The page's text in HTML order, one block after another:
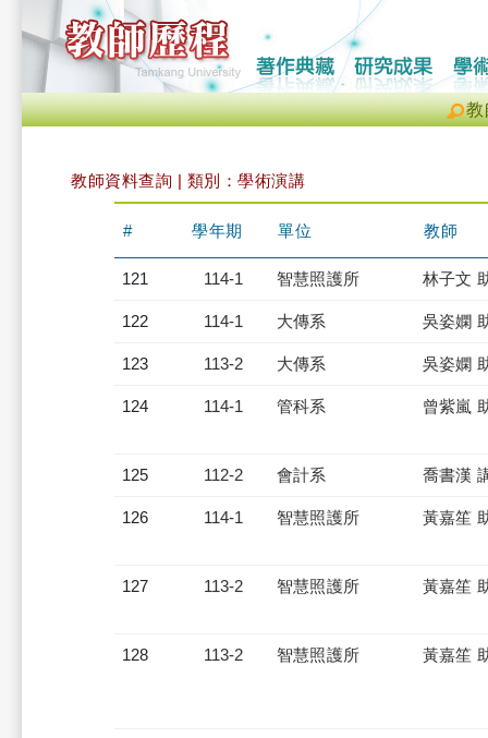
教
教師資料查詢 | 類別：學術演講
# 學年期 單位 教師
121 114-1 智慧照護所 林子文
122 114-1 大傳系 吳姿嫻
123 113-2 大傳系 吳姿嫻
124 114-1 管科系 曾紫嵐
125 112-2 會計系 喬書漢
126 114-1 智慧照護所 黃嘉笙
127 113-2 智慧照護所 黃嘉笙
128 113-2 智慧照護所 黃嘉笙